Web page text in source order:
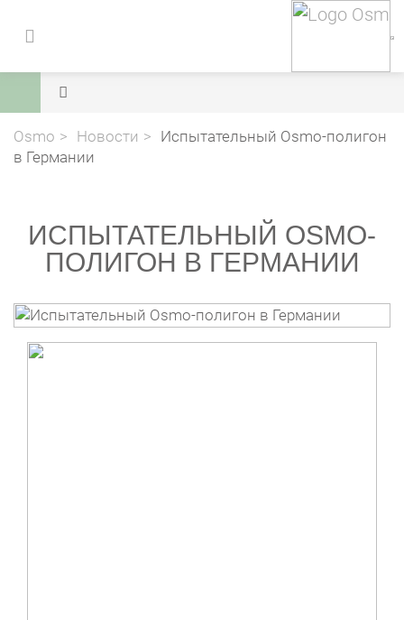
Osmo Новости
Испытательный Osmo-полигон
в Германии
ИСПЫТАТЕЛЬНЫЙ OSMO-
ПОЛИГОН В ГЕРМАНИИ